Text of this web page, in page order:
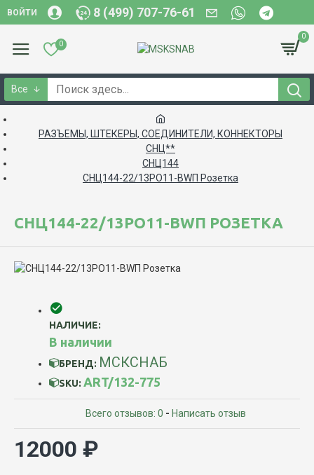
ВОЙТИ 8 (499) 707-76-61
0
0
Все
РАЗЪЕМЫ, ШТЕКЕРЫ, СОЕДИНИТЕЛИ, КОННЕКТОРЫ
СНЦ**
СНЦ144
СНЦ144-22/13РО11-BWП Розетка
СНЦ144-22/13РО11-BWП РОЗЕТКА
НАЛИЧИЕ:
В наличии
БРЕНД: МСКСНАБ
SKU: ART/132-775
Всего отзывов: 0 - Написать отзыв
12000 ₽